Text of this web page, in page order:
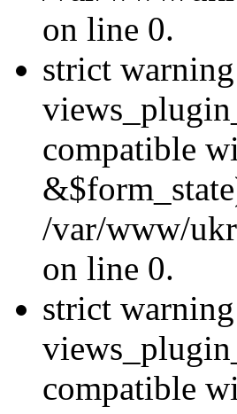
on line 0.
strict
compatible
/var/www/
on line 0.
strict
compatible